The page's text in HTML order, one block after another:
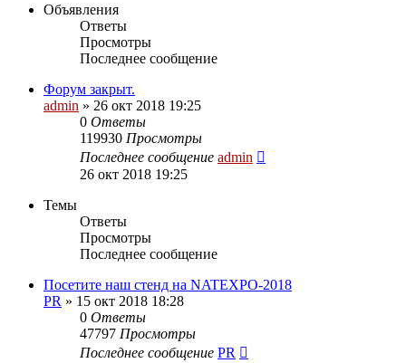
Объявления
Ответы
Просмотры
Последнее сообщение
Форум закрыт.
admin » 26 окт 2018 19:25
0 Ответы
119930 Просмотры
Последнее сообщение admin
26 окт 2018 19:25
Темы
Ответы
Просмотры
Последнее сообщение
Посетите наш стенд на NATEXPO-2018
PR » 15 окт 2018 18:28
0 Ответы
47797 Просмотры
Последнее сообщение PR